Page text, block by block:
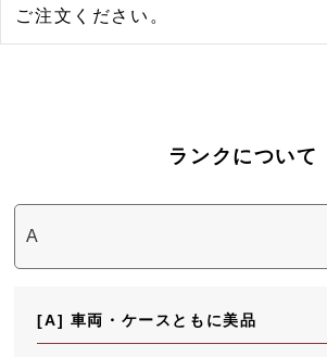
ご注文ください。
ランクについて
[A] 車両・ケースともに美品